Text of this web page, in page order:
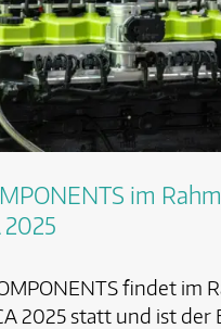
im
2025
findet im
2025 statt und ist der